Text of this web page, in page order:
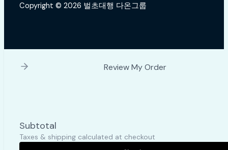
Copyright © 2026 벌초대행 다온그룹
Review My Order
Subtotal
Taxes & shipping calculated at checkout